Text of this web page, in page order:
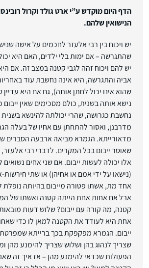
הדף היום מוקדש ע”י ארט גולד וקרול
הנישואין שלהם.
יש ויכוח בין רבי אלעזר לחכמים על אישה
שהתגרשה – אם ימות בלי ילדים, האם היא
יש להם ויכוח זהה לגבי קטנה במצב זה. אם
אביה והתגרשה, היא אינה נחשבת עוד
שהוא אינו יכול לחתן אותה), גם אם היא
נישא אותה בשנית, כולם מסכימים שאין ייבום
נחשבת כגרושה, שהרי יכולתה להינשא
מדרבנן, ואסור להתחתן עם אחיו של בעלה
מדאורייתא. הגמרא מביאה ארבעה הסברים
שאוסר ייבום בכל המקרים. לדברי רבי
אלו יכולה לעשות ייבום. אם שני אחים
(נישאו על ידי אמם או אחיהן) או שתי
אחד מת, אשתו פטורה מייבום בהיותה
אבל אם אחות אחת הייתה קטנה ואשתו של
קטנה, מה קורה עם ייבום? שלוש דעות
אחת היא לעודד את הקטנה למאן לו כדי
ייבום. הגמרא מפקפקת בכך ברייתא
שצריך לנהוג בהן ושלוש שצריך להימנע מהן
הפעולות שכדאי להימנע מהן – אז איך זה